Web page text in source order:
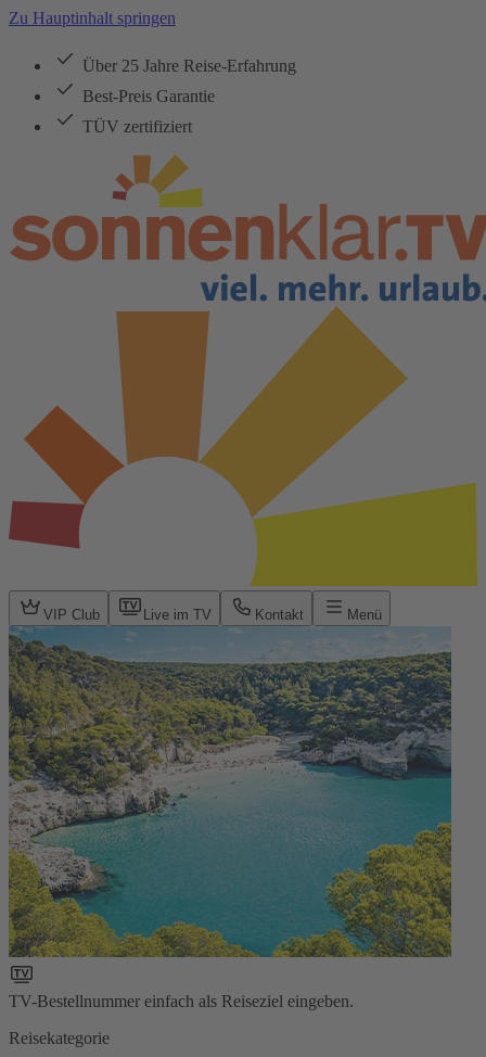
Zu Hauptinhalt springen
Über 25 Jahre Reise-Erfahrung
Best-Preis Garantie
TÜV zertifiziert
VIP Club Live im TV Kontakt Menü
TV-Bestellnummer einfach als Reiseziel eingeben.
Reisekategorie